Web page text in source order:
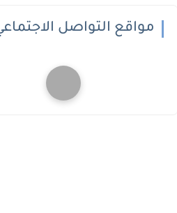
مواقع التواصل